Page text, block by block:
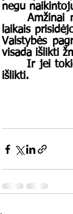
negu
	Amžinai neblėstanti pagarba tiems, kurie patys, kurių šeimos ir artimieji tais tragiškais
laikais
Valstybės
visada išlikti
	Ir jei tokio sąmoningo žmogiškumo turėsime daugiau, negu kitko, visada bus galimybė
išlikti.